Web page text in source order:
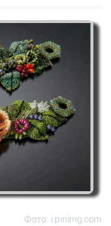
Фото: i.pinimg.com